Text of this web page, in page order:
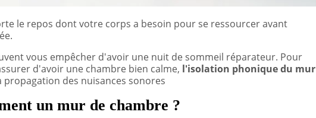
le repos dont votre corps a besoin pour se ressourcer avant
vous empêcher d'avoir une nuit de sommeil réparateur. Pour
d'avoir une chambre bien calme, l'isolation phonique du mur
des nuisances sonores
un mur de chambre ?